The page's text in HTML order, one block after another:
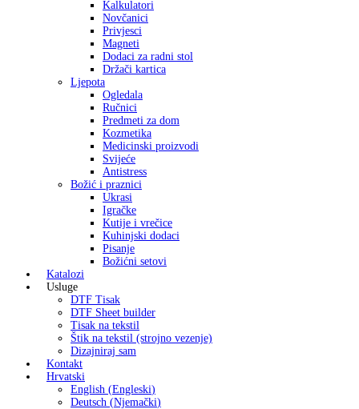
Kalkulatori
Novčanici
Privjesci
Magneti
Dodaci za radni stol
Držači kartica
Ljepota
Ogledala
Ručnici
Predmeti za dom
Kozmetika
Medicinski proizvodi
Svijeće
Antistress
Božić i praznici
Ukrasi
Igračke
Kutije i vrečice
Kuhinjski dodaci
Pisanje
Božićni setovi
Katalozi
Usluge
DTF Tisak
DTF Sheet builder
Tisak na tekstil
Štik na tekstil (strojno vezenje)
Dizajniraj sam
Kontakt
Hrvatski
English (Engleski)
Deutsch (Njemački)